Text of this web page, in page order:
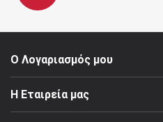
Ο Λογαριασμός μου
Η Εταιρεία μας